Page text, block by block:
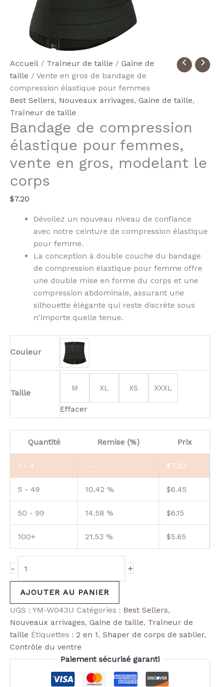
Accueil / Traîneur de taille / Gaine de
taille / Vente en gros de bandage de
compression élastique pour femmes
Best Sellers, Nouveaux arrivages, Gaine de taille,
Traîneur de taille
Bandage de compression
élastique pour femmes,
vente en gros, modelant le
corps
$7.20
Dévoilez un nouveau niveau de confiance
avec notre ceinture de compression élastique
pour femme.
La conception à double couche du bandage
de compression élastique pour femme offre
une double mise en forme du corps et une
compression abdominale, assurant une
silhouette élégante qui reste discrète sous
n'importe quelle tenue.
Couleur
Taille
M XL XS XXXL
Effacer
Quantité Remise (%) Prix
1 - 4 — $7.20
5 - 49 10.42 % $6.45
50 - 99 14.58 % $6.15
100+ 21.53 % $5.65
-
quantité
de
Wholesale
Women's
Elastic
Compression
Body
Shaper
+
AJOUTER AU PANIER
UGS : YM-W043U Catégories : Best Sellers,
Nouveaux arrivages, Gaine de taille, Traîneur de
taille Étiquettes : 2 en 1, Shaper de corps de sablier,
Contrôle du ventre
Paiement sécurisé garanti